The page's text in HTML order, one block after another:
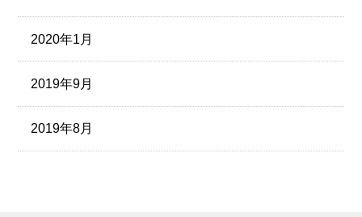
2020年1月
2019年9月
2019年8月